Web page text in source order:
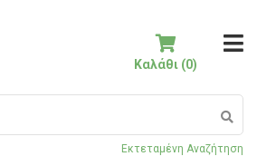
Εκτεταμένη Αναζήτηση
Καλάθι (0)